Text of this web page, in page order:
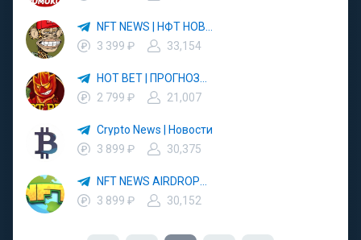
3 399 ₽
33,154
2 799 ₽
21,007
Crypto News | Новости
3 899 ₽
30,375
3 899 ₽
30,152